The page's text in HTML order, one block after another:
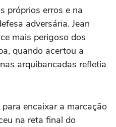
próprios erros e na
adversária. Jean
mais perigoso dos
quando acertou a
arquibancadas refletia
encaixar a marcação
na reta final do